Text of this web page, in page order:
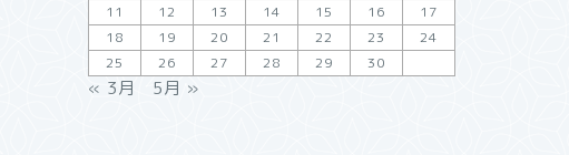
11
12 13 14 15 16
17
18
19 20 21 22 23
24
25
26 27 28 29 30
« 3月 5月 »